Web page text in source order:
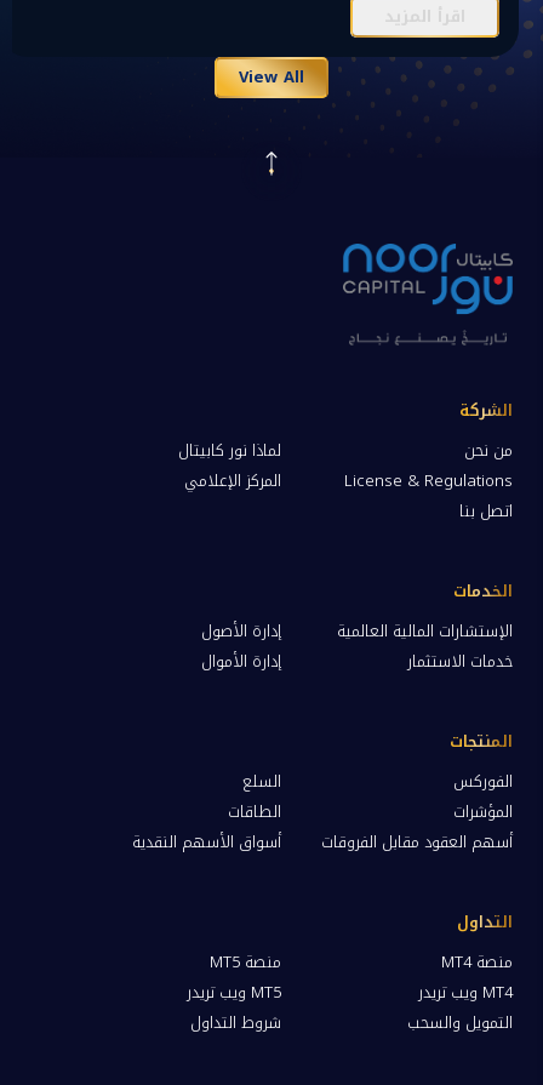
اقرأ المزيد
View All
الشركة
من نحن
لماذا نور كابيتال
License & Regulations
المركز الإعلامي
اتصل بنا
الخدمات
الإستشارات المالية العالمية
إدارة الأصول
خدمات الاستثمار
إدارة الأموال
المنتجات
الفوركس
السلع
المؤشرات
الطاقات
أسهم العقود مقابل الفروقات
أسواق الأسهم النقدية
التداول
منصة MT4
منصة MT5
MT4 ويب تريدر
MT5 ويب تريدر
التمويل والسحب
شروط التداول